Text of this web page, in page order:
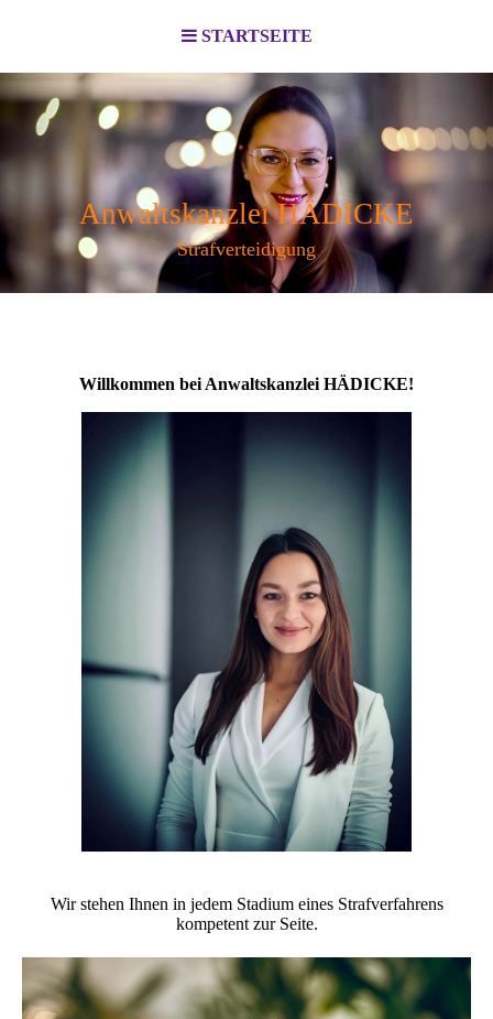
STARTSEITE
Anwaltskanzlei HÄDICKE
Strafverteidigung
Willkommen bei Anwaltskanzlei HÄDICKE!
Wir stehen Ihnen in jedem Stadium eines Strafverfahrens
kompetent zur Seite.